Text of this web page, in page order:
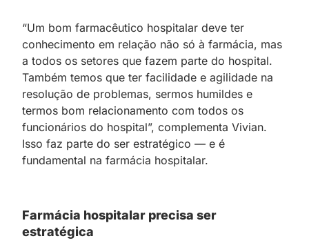
“Um bom farmacêutico hospitalar deve ter
conhecimento em relação não só à farmácia, mas
a todos os setores que fazem parte do hospital.
Também temos que ter facilidade e agilidade na
resolução de problemas, sermos humildes e
termos bom relacionamento com todos os
funcionários do hospital”, complementa Vivian.
Isso faz parte do ser estratégico — e é
fundamental na farmácia hospitalar.
Farmácia hospitalar precisa ser
estratégica